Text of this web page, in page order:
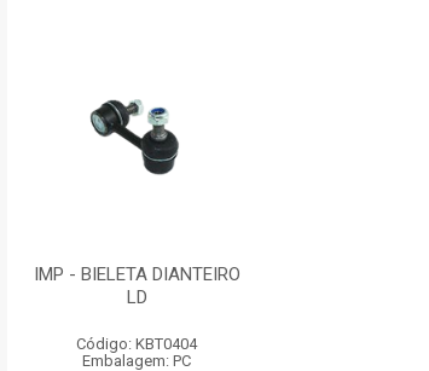
IMP - BIELETA DIANTEIRO
LD
Código: KBT0404
Embalagem: PC